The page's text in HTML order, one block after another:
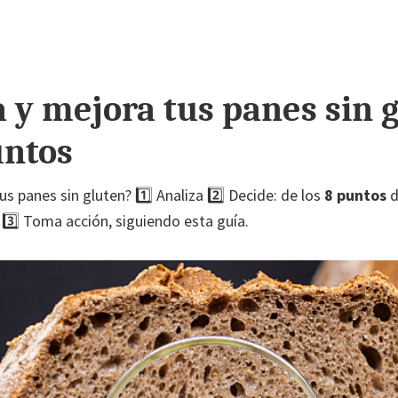
y mejora tus panes sin
panes sin gluten? 1️⃣ Analiza 2️⃣ Decide: de los 8 puntos
Toma acción, siguiendo esta guía.